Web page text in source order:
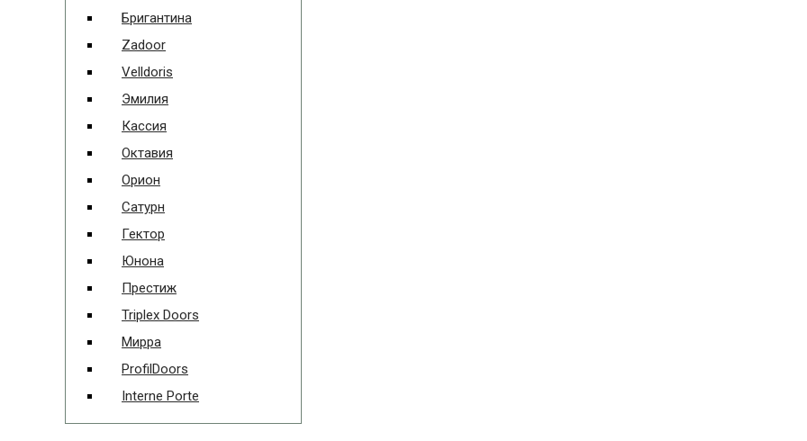
Бригантина
Zadoor
Velldoris
Эмилия
Кассия
Октавия
Орион
Сатурн
Гектор
Юнона
Престиж
Triplex Doors
Мирра
ProfilDoors
Interne Porte